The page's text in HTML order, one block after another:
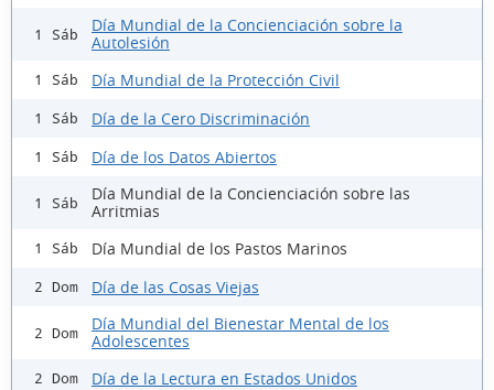
1 Sáb
Día Mundial de la Concienciación sobre la
Autolesión
1 Sáb Día Mundial de la Protección Civil
1 Sáb Día de la Cero Discriminación
1 Sáb Día de los Datos Abiertos
1 Sáb
Día Mundial de la Concienciación sobre las
Arritmias
1 Sáb Día Mundial de los Pastos Marinos
2 Dom Día de las Cosas Viejas
2 Dom
Día Mundial del Bienestar Mental de los
Adolescentes
2 Dom Día de la Lectura en Estados Unidos